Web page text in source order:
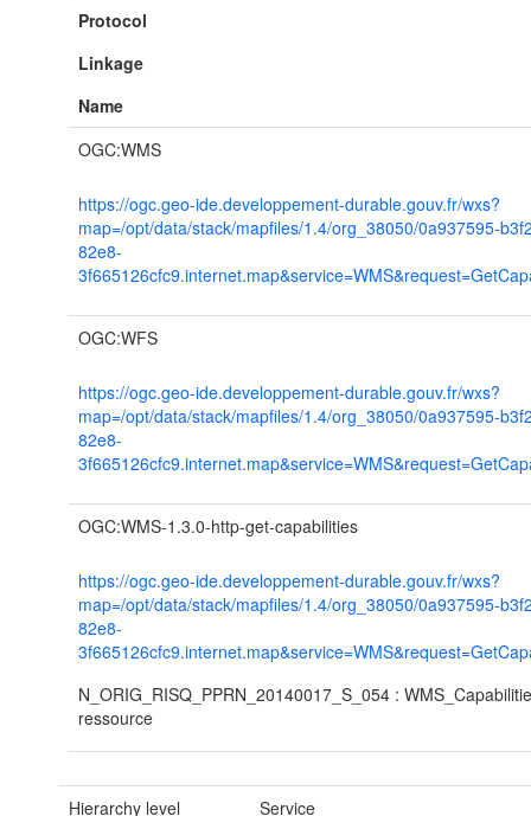
Protocol
Linkage
Name
OGC:WMS
https://ogc.geo-ide.developpement-durable.gouv.fr/wxs?
map=/opt/data/stack/mapfiles/1.4/org_38050/0a937595-
82e8-
OGC:WFS
https://ogc.geo-ide.developpement-durable.gouv.fr/wxs?
map=/opt/data/stack/mapfiles/1.4/org_38050/0a937595-
82e8-
OGC:WMS-1.3.0-http-get-capabilities
https://ogc.geo-ide.developpement-durable.gouv.fr/wxs?
map=/opt/data/stack/mapfiles/1.4/org_38050/0a937595-
82e8-
N_ORIG_RISQ_PPRN_20140017_S_054 :
ressource
Hierarchy level Service